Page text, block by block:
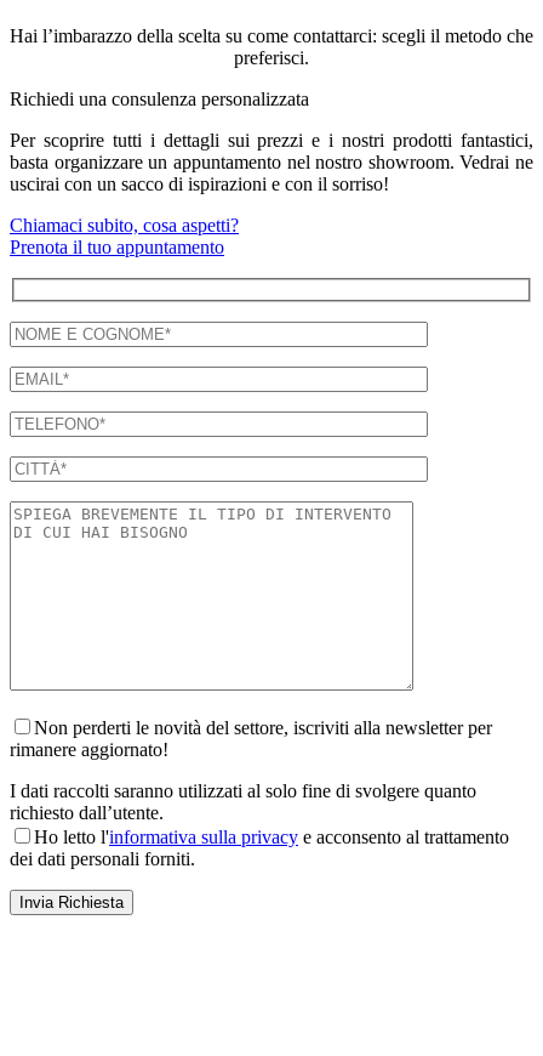
Hai l’imbarazzo della scelta su come contattarci: scegli il metodo che
preferisci.
Richiedi una consulenza personalizzata
Per scoprire tutti i dettagli sui prezzi e i nostri prodotti fantastici,
basta organizzare un appuntamento nel nostro showroom. Vedrai ne
uscirai con un sacco di ispirazioni e con il sorriso!
Chiamaci subito, cosa aspetti?
Prenota il tuo appuntamento
Non perderti le novità del settore, iscriviti alla newsletter per
rimanere aggiornato!
I dati raccolti saranno utilizzati al solo fine di svolgere quanto
richiesto dall’utente.
Ho letto l'informativa sulla privacy e acconsento al trattamento
dei dati personali forniti.